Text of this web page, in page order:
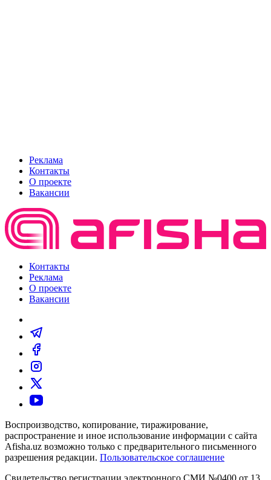
Реклама
Контакты
О проекте
Вакансии
Контакты
Реклама
О проекте
Вакансии
Воспроизводство, копирование, тиражирование,
распространение и иное использование информации с сайта
Afisha.uz возможно только с предварительного письменного
разрешения редакции. Пользовательское соглашение